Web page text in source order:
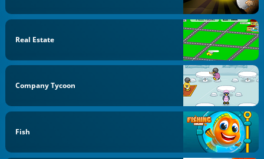
Real Estate
Company Tycoon
Fish